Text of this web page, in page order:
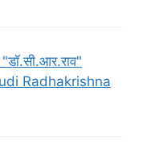
"डॉ.सी.आर.राव"
Radhakrishna